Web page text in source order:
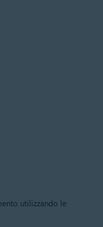
utilizzando le